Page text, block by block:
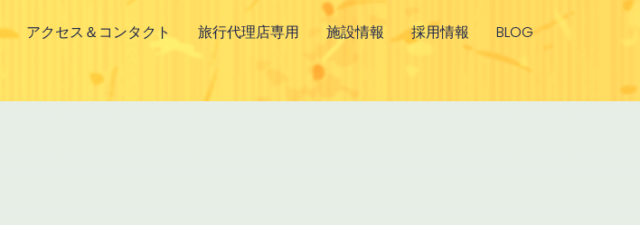
アクセス＆コンタクト 旅行代理店専用 施設情報 採用情報
BLOG